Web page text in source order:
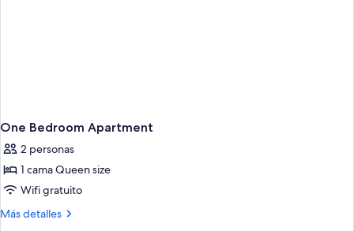
One Bedroom Apartment
2 personas
1 cama Queen size
Wifi gratuito
Más detalles
Más